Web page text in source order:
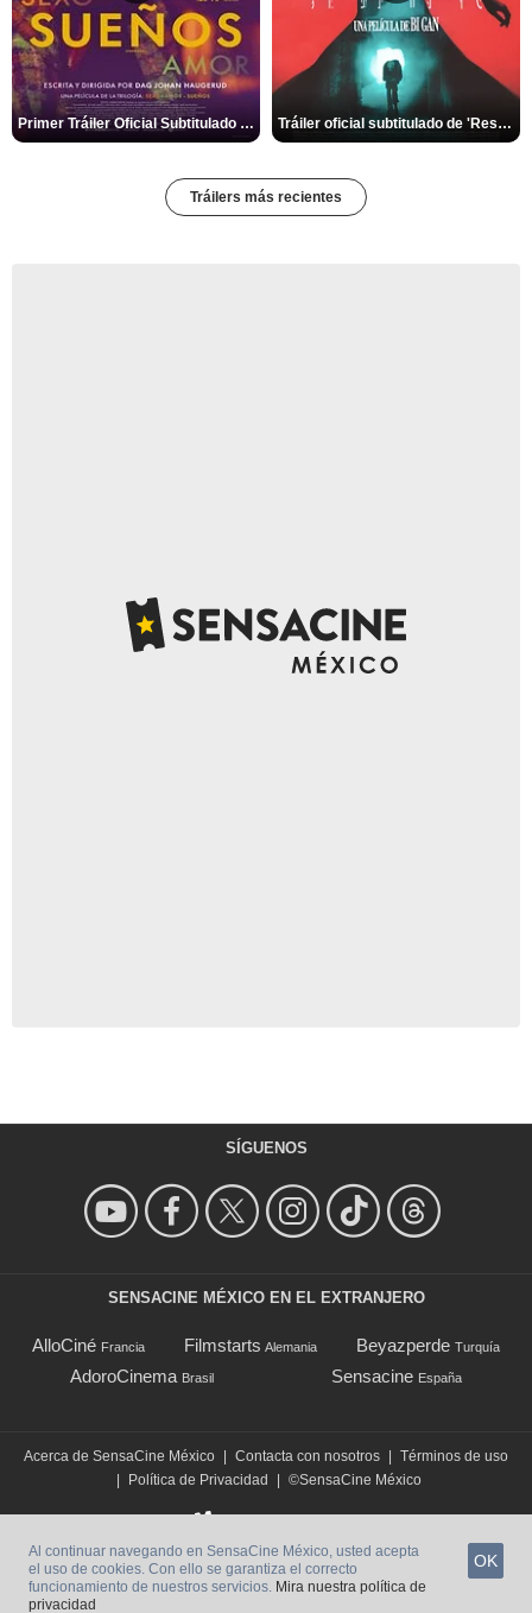
Primer Tráiler Oficial Subtitulado de 'Sueños (Sexo - Amor)' Tráiler oficial subtitulado de 'Resurrection'
Tráilers más recientes
SÍGUENOS
SENSACINE MÉXICO EN EL EXTRANJERO
AlloCiné Francia Filmstarts Alemania Beyazperde Turquía
AdoroCinema Brasil Sensacine España
Acerca de SensaCine México Contacta con nosotros
Términos de uso
Política de Privacidad ©SensaCine México
Al continuar navegando en SensaCine México, usted acepta
el uso de cookies. Con ello se garantiza el correcto
funcionamiento de nuestros servicios. Mira nuestra política de
privacidad
OK